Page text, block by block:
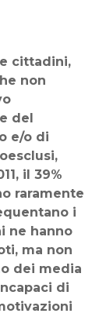
non
del
e/o di
il 39%
raramente
i
ne hanno
ma non
dei media
di